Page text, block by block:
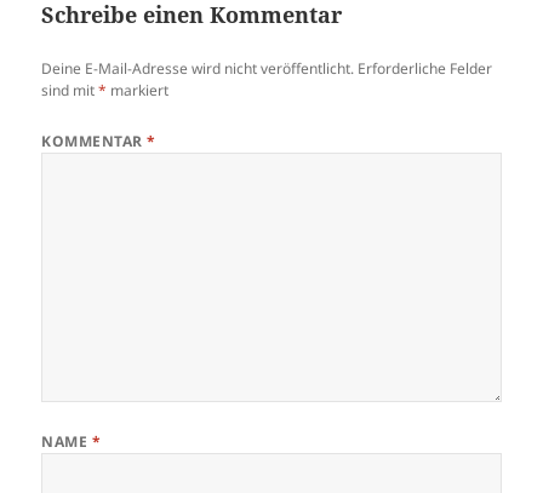
Schreibe einen Kommentar
Deine E-Mail-Adresse wird nicht veröffentlicht. Erforderliche Felder
sind mit* markiert
KOMMENTAR*
NAME *